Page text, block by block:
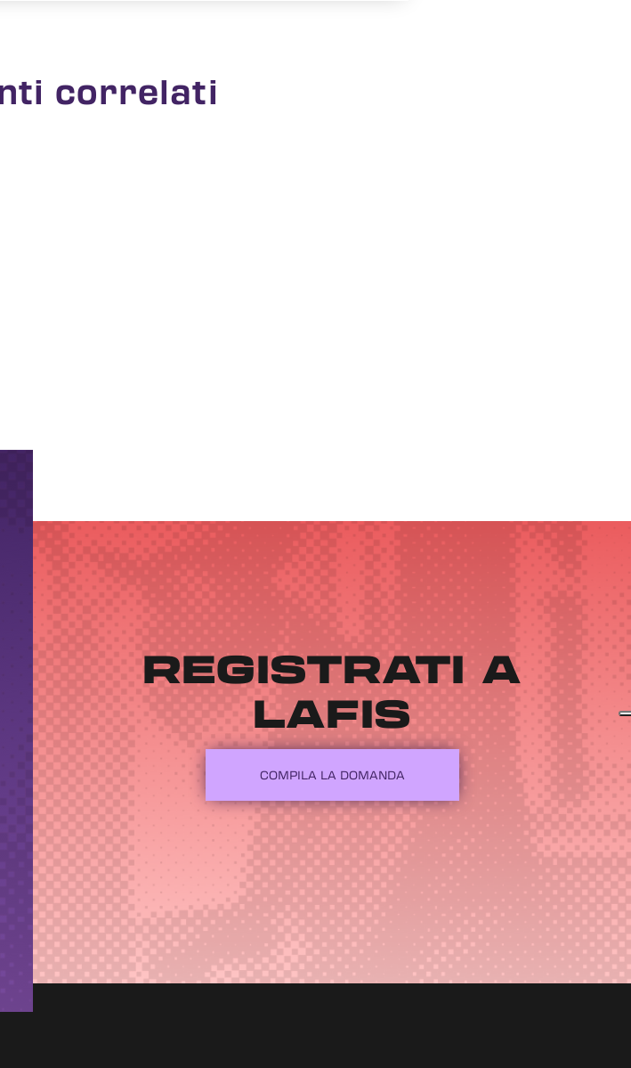
correlati
REGISTRATI A
LAFIS
COMPILA LA DOMANDA